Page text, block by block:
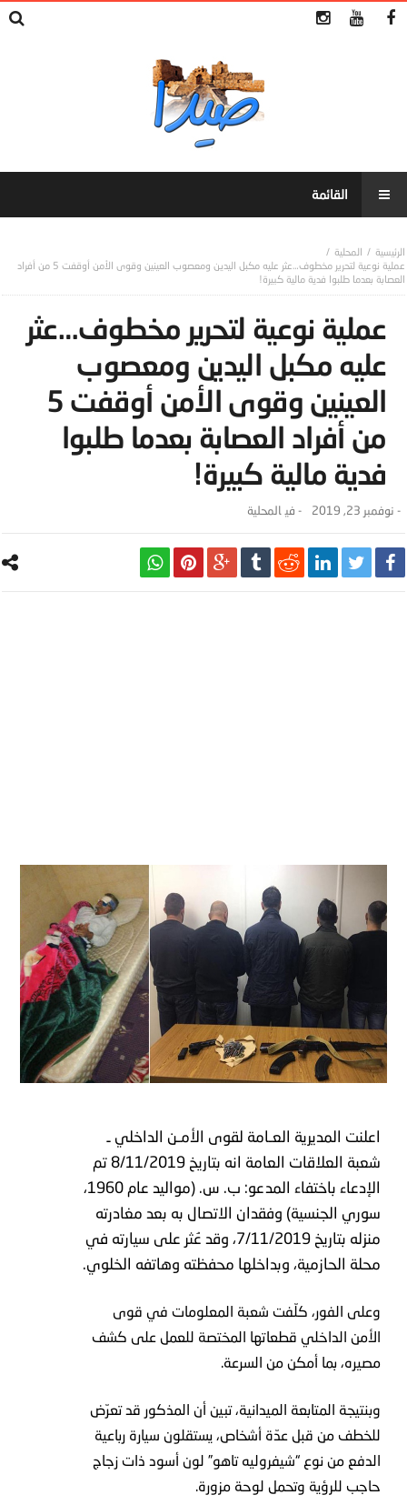
المحلية
عملية نوعية لتحرير مخطوف…عثر عليه مكبل اليدين ومعصوب العينين وقوى الأمن أوقفت 5 من أفراد
العصابة بعدما طلبوا فدية مالية كبيرة!
عملية نوعية لتحرير مخطوف…عثر
عليه مكبل اليدين ومعصوب
العينين وقوى الأمن أوقفت 5
من أفراد العصابة بعدما طلبوا
فدية مالية كبيرة!
- نوفمبر 23, 2019 - ‎في المحلية
اعلنت المديرية العـامة لقوى الأمـن الداخلي ـ
شعبة العلاقات العامة انه بتاريخ 8/11/2019 تم
الإدعاء باختفاء المدعو: ب. س. (مواليد عام 1960،
سوري الجنسية) وفقدان الاتصال به بعد مغادرته
منزله بتاريخ 7/11/2019، وقد عُثر على سيارته في
محلة الحازمية، وبداخلها محفظته وهاتفه الخلوي.
وعلى الفور، كلّفت شعبة المعلومات في قوى
الأمن الداخلي قطعاتها المختصة للعمل على كشف
مصيره، بما أمكن من السرعة.
وبنتيجة المتابعة الميدانية، تبين أن المذكور قد تعرّض
للخطف من قبل عدّة أشخاص، يستقلون سيارة رباعية
الدفع من نوع “شيفروليه تاهو” لون أسود ذات زجاج
حاجب للرؤية وتحمل لوحة مزورة.